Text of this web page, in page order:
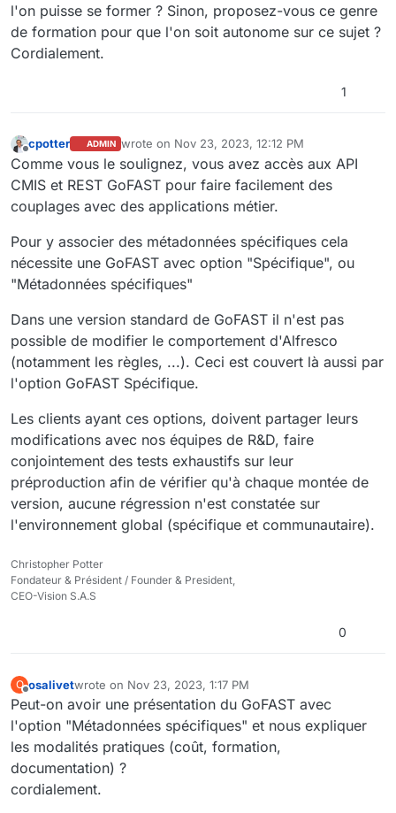
l'on puisse se former ? Sinon, proposez-vous ce genre
de formation pour que l'on soit autonome sur ce sujet ?
Cordialement.
1
cpotter ADMIN wrote on Nov 23, 2023, 12:12 PM
last edited by
Comme vous le soulignez, vous avez accès aux API
CMIS et REST GoFAST pour faire facilement des
couplages avec des applications métier.
Pour y associer des métadonnées spécifiques cela
nécessite une GoFAST avec option "Spécifique", ou
"Métadonnées spécifiques"
Dans une version standard de GoFAST il n'est pas
possible de modifier le comportement d'Alfresco
(notamment les règles, ...). Ceci est couvert là aussi par
l'option GoFAST Spécifique.
Les clients ayant ces options, doivent partager leurs
modifications avec nos équipes de R&D, faire
conjointement des tests exhaustifs sur leur
préproduction afin de vérifier qu'à chaque montée de
version, aucune régression n'est constatée sur
l'environnement global (spécifique et communautaire).
Christopher Potter
Fondateur & Président / Founder & President,
CEO-Vision S.A.S
0
O
Offline
osalivetwrote on Nov 23, 2023, 1:17 PM
last edited by
Peut-on avoir une présentation du GoFAST avec
l'option "Métadonnées spécifiques" et nous expliquer
les modalités pratiques (coût, formation,
documentation) ?
cordialement.